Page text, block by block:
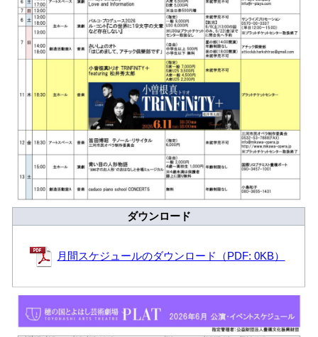
プラットニュース 出版物・映像
交通アクセス お問合せ
サイトマップ トップに戻る
ダウンロード
月間スケジュールのダウンロード（PDF: 0KB）